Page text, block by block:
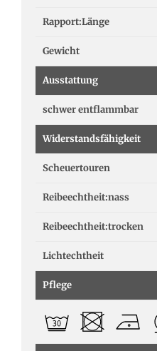
Rapport:Länge
Gewicht
Ausstattung
schwer entflammbar
Widerstandsfähigkeit
Scheuertouren
Reibeechtheit:nass
Reibeechtheit:trocken
Lichtechtheit
Pflege